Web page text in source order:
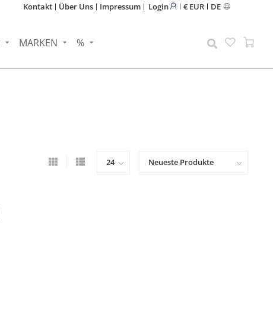
Kontakt Über Uns Impressum Login € EUR DE
MARKEN %